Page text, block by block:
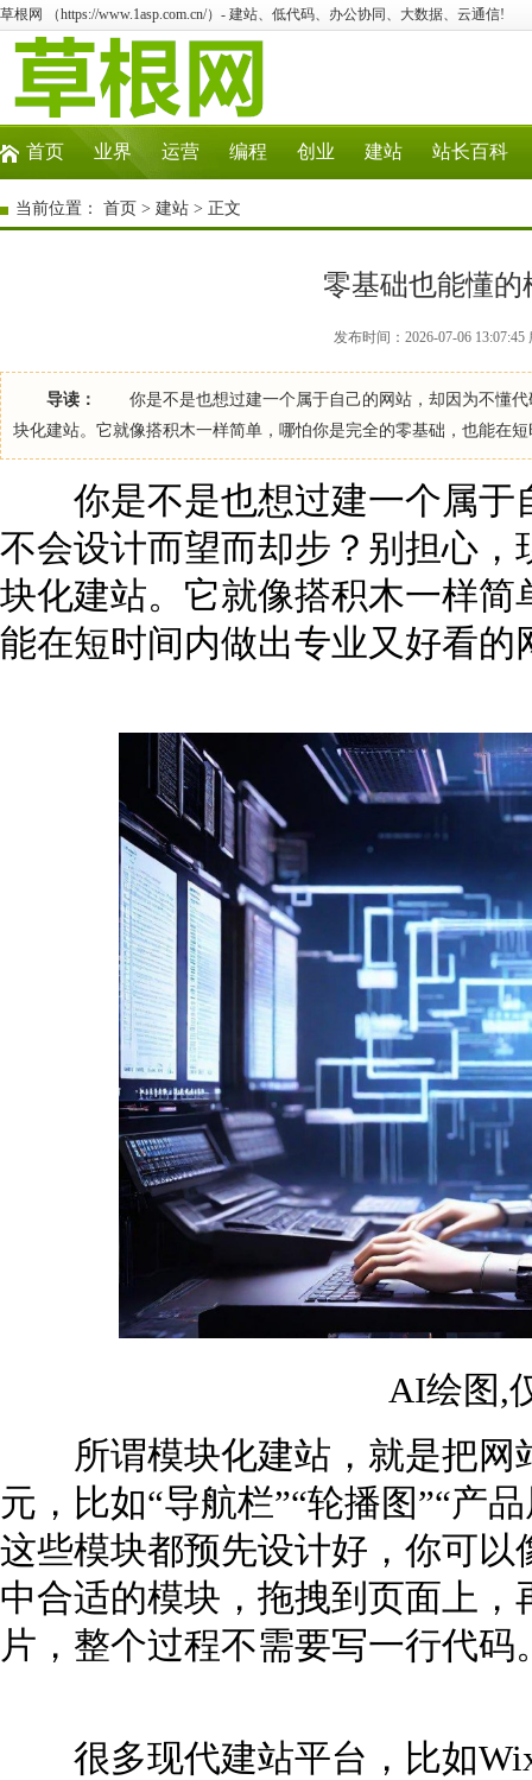
草根网 （https://www.1asp.com.cn/）- 建站、低代码、办公协同、大数据、云通信!
首页 业界 运营 编程 创业 建站 站长百科
当前位置： 首页 > 建站 > 正文
零基础也能懂
发布时间：2026-07-06
导读：
你是不是也想过建一个属于自己的网站，却因为不懂
块化建站。它就像搭积木一样简单，哪怕你是完全的零基础，也能在
你是不是也想过建一个属于
不会设计而望而却步？别担心
块化建站。它就像搭积木一样
能在短时间内做出专业又好看的
AI绘图,
所谓模块化建站，就是把网
元，比如“导航栏”“轮播图”“产
这些模块都预先设计好，你可
中合适的模块，拖拽到页面上
片，整个过程不需要写一行代码
很多现代建站平台，比如Wix